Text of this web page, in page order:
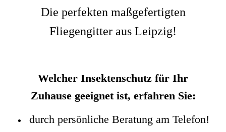
Die perfekten maßgefertigten
Fliegengitter aus Leipzig!
Welcher Insektenschutz für Ihr
Zuhause geeignet ist, erfahren Sie:
durch persönliche Beratung am Telefon!